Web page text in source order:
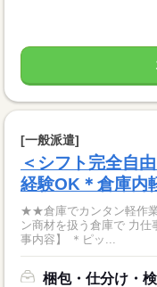
[一般派遣]
＜シフト完全自
経験OK＊倉庫内
★★倉庫でカンタン軽作
ン商材を扱う倉庫で 力仕
事内容】 ＊ピッ...
梱包・仕分け・